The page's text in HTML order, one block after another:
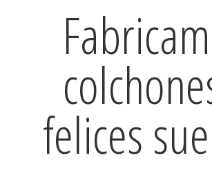
felices